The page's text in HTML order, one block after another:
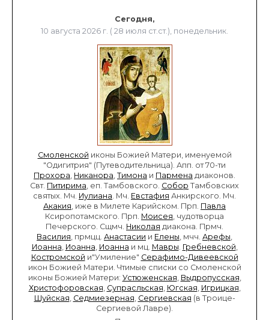
Сегодня,
10 августа 2026 г. ( 28 июля ст.ст.), понедельник.
Смоленской иконы Божией Матери, именуемой
"Одигитрия" (Путеводительница). Апп. от 70-ти
Прохора, Никанора, Тимона и Пармена диаконов.
Свт. Питирима, еп. Тамбовского. Собор Тамбовских
святых. Мч. Иулиана. Мч. Евстафия Анкирского. Мч.
Акакия, иже в Милете Карийском. Прп. Павла
Ксиропотамского. Прп. Моисея, чудотворца
Печерского. Сщмч. Николая диакона. Прмч.
Василия, прмцц. Анастасии и Елены, мчч. Арефы,
Иоанна, Иоанна, Иоанна и мц. Мавры. Гребневской,
Костромской и"Умиление" Серафимо-Дивеевской
икон Божией Матери. Чтимые списки со Смоленской
иконы Божией Матери: Устюженская, Выдропусская,
Христофоровская, Супрасльская, Югская, Игрицкая,
Шуйская, Седмиезерная, Сергиевская (в Троице-
Сергиевой Лавре).